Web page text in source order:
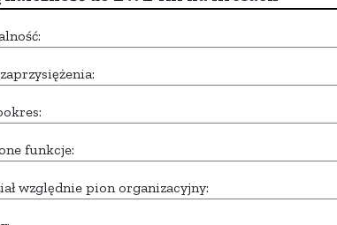
funkcje:
względnie pion organizacyjny: